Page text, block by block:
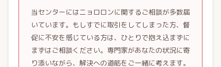
当センターにはニョロロンに関するご相談が多数届
いています。もしすでに取引をしてしまった方、督
促に不安を感じている方は、ひとりで抱え込まずに
まずはご相談ください。専門家があなたの状況に寄
り添いながら、解決への道筋をご一緒に考えます。